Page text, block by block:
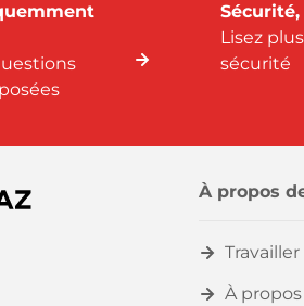
Lisez
sécurité
À propos
À